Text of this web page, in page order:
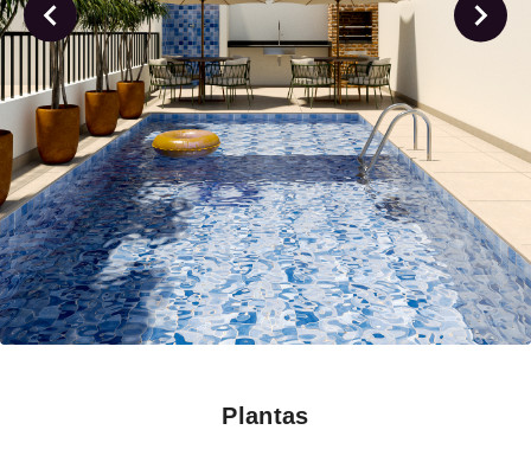
Plantas